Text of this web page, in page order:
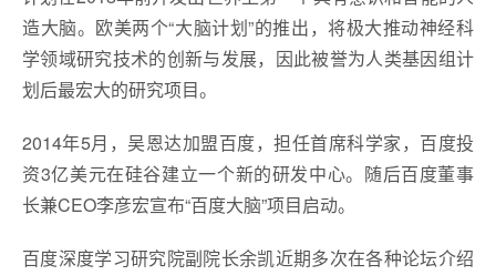
造大脑。欧美两个“大脑计划”的推出，将极大推动神经科
学领域研究技术的创新与发展，因此被誉为人类基因组计
划后最宏大的研究项目。
2014年5月，吴恩达加盟百度，担任首席科学家，百度投
资3亿美元在硅谷建立一个新的研发中心。随后百度董事
长兼CEO李彦宏宣布“百度大脑”项目启动。
百度深度学习研究院副院长余凯近期多次在各种论坛介绍